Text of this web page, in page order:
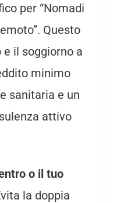
per “Nomadi
Questo
e il soggiorno a
minimo
sanitaria e un
attivo
o il tuo
la doppia